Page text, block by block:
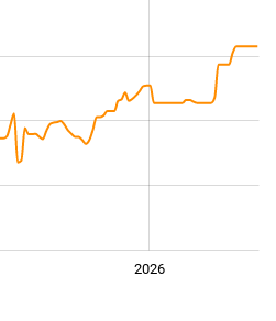
2026